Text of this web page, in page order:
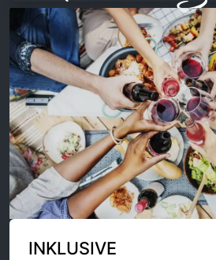
INKLUSIVE